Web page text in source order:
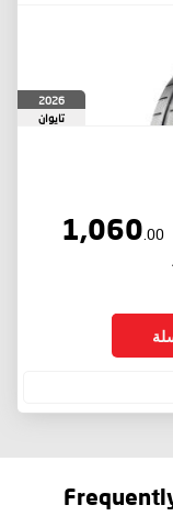
2026
تايوان
1,060
.00